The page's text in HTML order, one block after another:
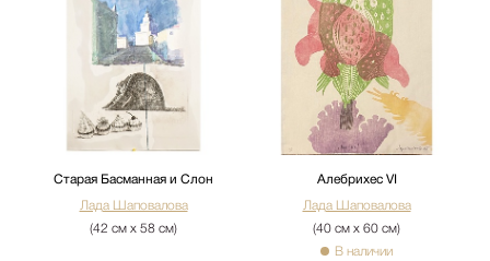
Старая Басманная и Слон
Лада Шаповалова
(42 см х 58 см)
Алебрихес VI
Лада Шаповалова
(40 см х 60 см)
В наличии